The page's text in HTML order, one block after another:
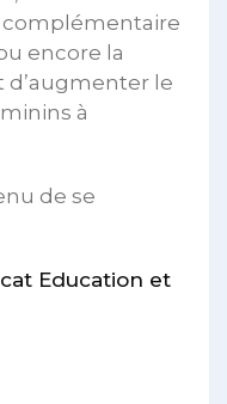
encore la
le
à
de se
Education et